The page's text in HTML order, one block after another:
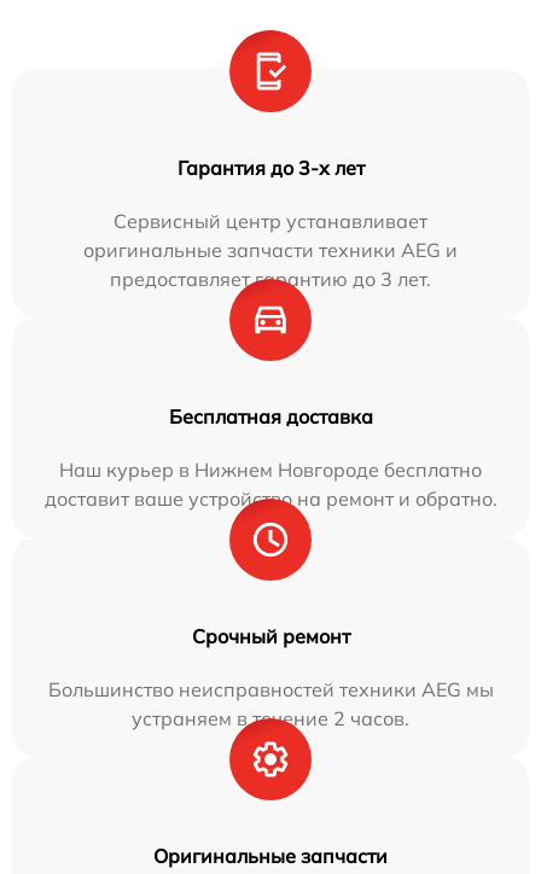
Гарантия до 3-х лет
Сервисный центр устанавливает
оригинальные запчасти техники AEG и
предоставляет гарантию до 3 лет.
Бесплатная доставка
Наш курьер в Нижнем Новгороде бесплатно
доставит ваше устройство на ремонт и обратно.
Срочный ремонт
Большинство неисправностей техники AEG мы
устраняем в течение 2 часов.
Оригинальные запчасти